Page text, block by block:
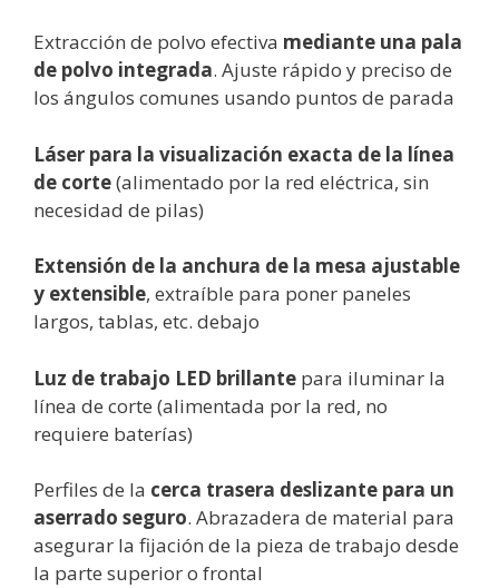
Extracción de polvo efectiva mediante una pala
de polvo integrada. Ajuste rápido y preciso de
los ángulos comunes usando puntos de parada
Láser para la visualización exacta de la línea
de corte(alimentado por la red eléctrica, sin
necesidad de pilas)
Extensión de la anchura de la mesa ajustable
y extensible, extraíble para poner paneles
largos, tablas, etc. debajo
Luz de trabajo LED brillante para iluminar la
línea de corte (alimentada por la red, no
requiere baterías)
Perfiles de la cerca trasera deslizante para un
aserrado seguro. Abrazadera de material para
asegurar la fijación de la pieza de trabajo desde
la parte superior o frontal